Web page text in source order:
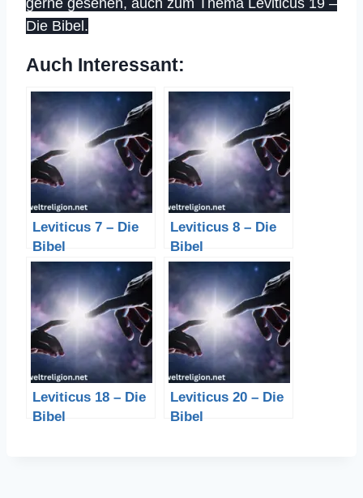
Die Bibel.
Auch Interessant:
Leviticus 7 – Die
Bibel
Leviticus 8 – Die
Bibel
Leviticus 18 – Die
Bibel
Leviticus 20 – Die
Bibel